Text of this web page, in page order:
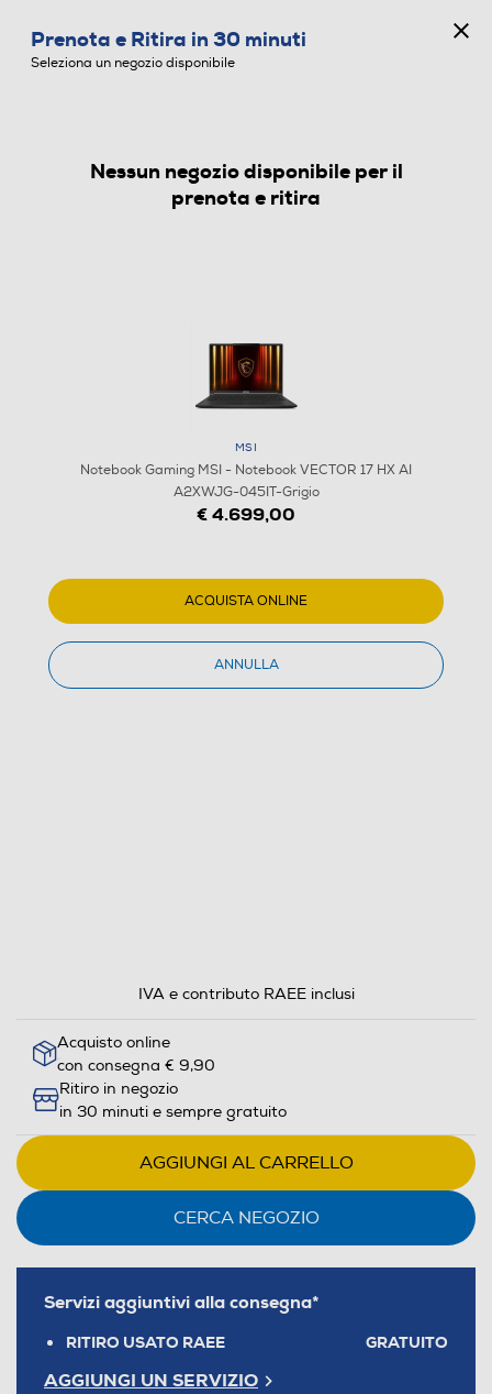
NOTEBOOK GAMING
MSI - Notebook VECTOR 17 HX AI A2XWJG-045IT-
IVA e contributo RAEE inclusi
Acquisto online
con consegna € 9,90
Ritiro in negozio
in 30 minuti e sempre gratuito
AGGIUNGI AL CARRELLO
CERCA NEGOZIO
Servizi aggiuntivi alla consegna*
RITIRO USATO RAEE GRATUITO
AGGIUNGI UN SERVIZIO
Prenota e Ritira in 30 minuti
Seleziona un negozio disponibile
Nessun negozio disponibile per il
prenota e ritira
MSI
Notebook Gaming MSI - Notebook VECTOR 17 HX AI
A2XWJG-045IT-Grigio
€ 4.699,00
ACQUISTA ONLINE
ANNULLA